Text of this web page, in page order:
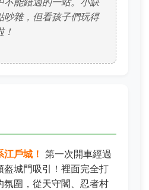
吵雜，但看孩子們玩得
！
戶城！ 第一次開車經過
盔城門吸引！裡面完全打
氛圍，從天守閣、忍者村